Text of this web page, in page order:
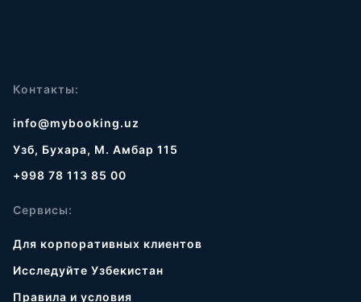
Контакты:
info@mybooking.uz
Узб, Бухара, М. Амбар 115
+998 78 113 85 00
Сервисы:
Для корпоративных клиентов
Исследуйте Узбекистан
Правила и условия